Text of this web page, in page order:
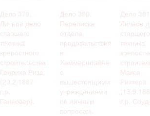
Дело 379.
Личное дело
старшего
техника
крепостного
строительства
Генриха Ризе
(20.2.1887
г.р.
Ганновер).
Дело 380.
Переписка
отдела
продовольствия
в
Хаммерштайне
с
вышестоящими
учреждениями
по личным
вопросам.
Дело
Личное
старшего
техника
Макса
Рихтера
г.р.